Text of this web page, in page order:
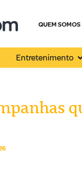
QUEM SOMOS
Entretenimento